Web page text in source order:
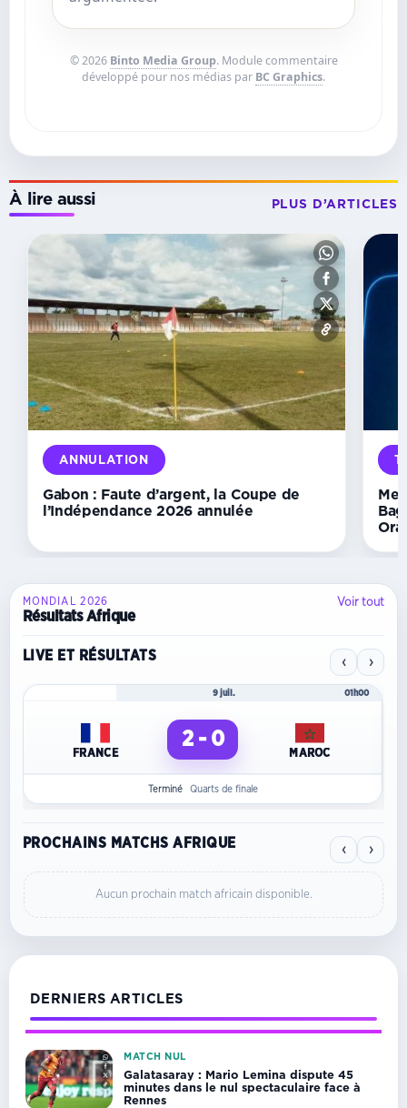
© 2026 Binto Media Group. Module commentaire
développé pour nos médias par BC Graphics.
À lire aussi PLUS D’ARTICLES
Galatasaray :
Mario
Lemina
dispute
45
minutes
dans
le
spectaculaire
face
Rennes
ANNULATION
Gabon : Faute d’argent, la Coupe de
l’Indépendance 2026 annulée
MONDIAL 2026
Résultats Afrique
Voir tout
LIVE ET RÉSULTATS ‹ ›
9 juil. 01h00
FRANCE
2 - 0
MAROC
Terminé Quarts de finale
PROCHAINS MATCHS AFRIQUE ‹ ›
Aucun prochain match africain disponible.
DERNIERS ARTICLES
MATCH NUL
Galatasaray : Mario Lemina dispute 45
minutes dans le nul spectaculaire face à
Rennes